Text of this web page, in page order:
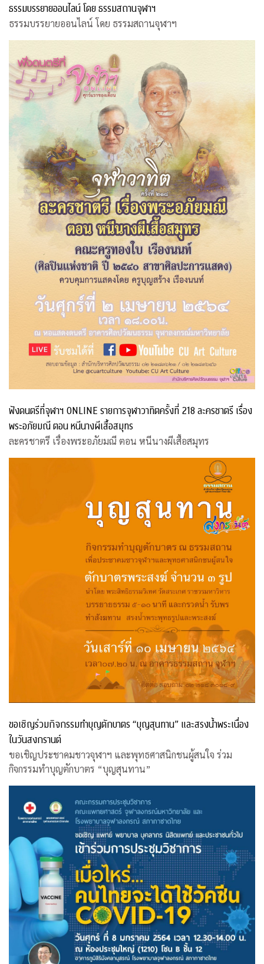
ธรรมบรรยายออนไลน์ โดย ธรรมสถานจุฬาฯ
ธรรมบรรยายออนไลน์ โดย ธรรมสถานจุฬาฯ
ฟังดนตรีที่จุฬาฯ ONLINE รายการจุฬาวาทิตครั้งที่ 218 ละครชาตรี เรื่อง
พระอภัยมณี ตอน หนีนางผีเสื้อสมุทร
ละครชาตรี เรื่องพระอภัยมณี ตอน หนีนางผีเสื้อสมุทร
ขอเชิญร่วมกิจกรรมทำบุญตักบาตร “บุญสุนทาน” และสรงน้ำพระเนื่อง
ในวันสงกรานต์
ขอเชิญประชาคมชาวจุฬาฯ และพุทธศาสนิกชนผู้สนใจ ร่วม
กิจกรรมทำบุญตักบาตร “บุญสุนทาน”